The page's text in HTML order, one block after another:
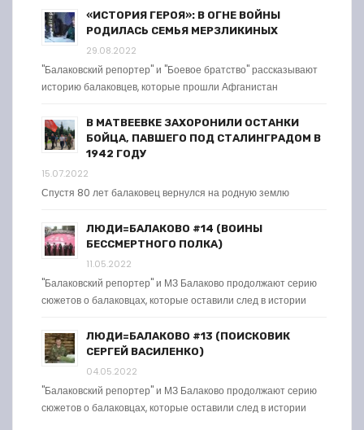
«ИСТОРИЯ ГЕРОЯ»: В ОГНЕ ВОЙНЫ
РОДИЛАСЬ СЕМЬЯ МЕРЗЛИКИНЫХ
29.08.2022
"Балаковский репортер" и "Боевое братство" рассказывают
историю балаковцев, которые прошли Афганистан
В МАТВЕЕВКЕ ЗАХОРОНИЛИ ОСТАНКИ
БОЙЦА, ПАВШЕГО ПОД СТАЛИНГРАДОМ В
1942 ГОДУ
15.07.2022
Спустя 80 лет балаковец вернулся на родную землю
ЛЮДИ=БАЛАКОВО #14 (ВОИНЫ
БЕССМЕРТНОГО ПОЛКА)
11.05.2022
"Балаковский репортер" и МЗ Балаково продолжают серию
сюжетов о балаковцах, которые оставили след в истории
ЛЮДИ=БАЛАКОВО #13 (ПОИСКОВИК
СЕРГЕЙ ВАСИЛЕНКО)
04.05.2022
"Балаковский репортер" и МЗ Балаково продолжают серию
сюжетов о балаковцах, которые оставили след в истории